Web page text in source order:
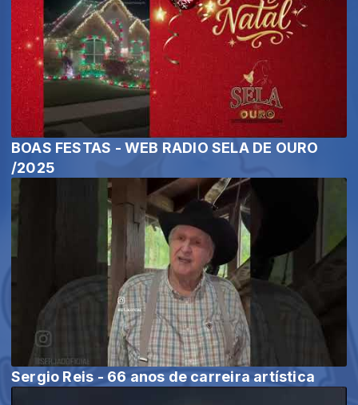
BOAS FESTAS - WEB RADIO SELA DE OURO
/2025
Sergio Reis - 66 anos de carreira artística